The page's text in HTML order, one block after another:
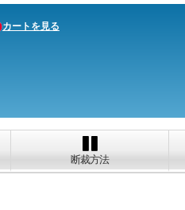
カートを見る
断裁方法